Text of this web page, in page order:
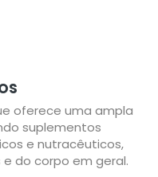
oferece uma ampla
suplementos
e nutracêuticos,
do corpo em geral.